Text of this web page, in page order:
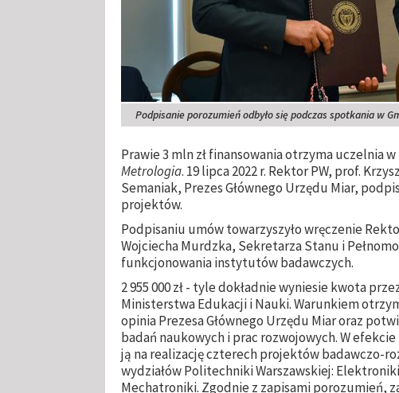
Podpisanie porozumień odbyło się podczas spotkania w
Prawie 3 mln zł finansowania otrzyma uczelnia
Metrologia. 19 lipca 2022 r. Rektor PW, prof.
Semaniak, Prezes Głównego Urzędu Miar,
projektów.
Podpisaniu umów towarzyszyło wręczenie
Wojciecha Murdzka, Sekretarza Stanu i
funkcjonowania instytutów badawczych.
2 955 000 zł - tyle dokładnie wyniesie kwota
Ministerstwa Edukacji i Nauki. Warunkiem
opinia Prezesa Głównego Urzędu Miar oraz
badań naukowych i prac rozwojowych. W
ją na realizację czterech projektów badawczo-
wydziałów Politechniki Warszawskiej:
Mechatroniki. Zgodnie z zapisami porozumień,